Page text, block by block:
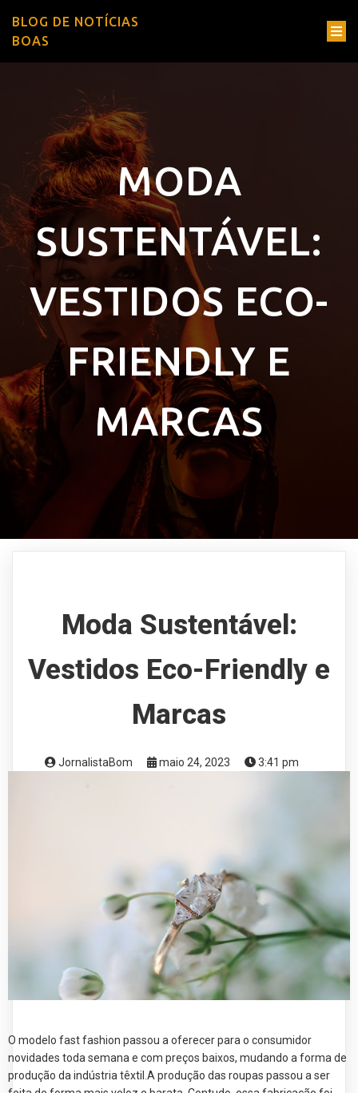
BLOG DE NOTÍCIAS
BOAS
MODA
SUSTENTÁVEL:
VESTIDOS ECO-
FRIENDLY E
MARCAS
Moda Sustentável:
Vestidos Eco-Friendly e
Marcas
JornalistaBom maio 24, 2023 3:41 pm
O modelo fast fashion passou a oferecer para o consumidor
novidades toda semana e com preços baixos, mudando a forma de
produção da indústria têxtil.A produção das roupas passou a ser